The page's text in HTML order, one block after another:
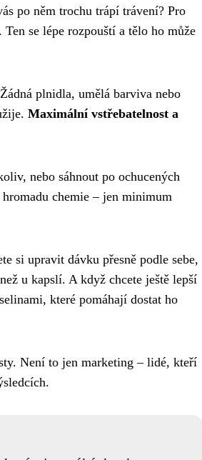
po něm trochu trápí trávení? Pro
. Ten se lépe rozpouští a tělo ho může
plnidla, umělá barviva nebo
Maximální vstřebatelnost a
nebo sáhnout po ochucených
chemie – jen minimum
si upravit dávku přesně podle sebe,
u kapslí. A když chcete ještě lepší
které pomáhají dostat ho
Není to jen marketing – lidé, kteří